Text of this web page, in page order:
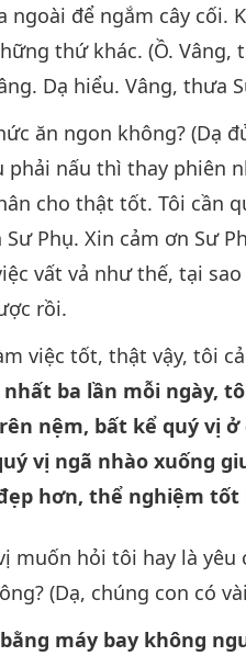
ngoài để ngắm cây cối.
thứ khác. (Ồ. Vâng,
Dạ hiểu. Vâng, thưa
ăn ngon không? (Dạ
phải nấu thì thay phiên
cho thật tốt. Tôi cần
Phụ. Xin cảm ơn Sư
vất vả như thế, tại
rồi.
việc tốt, thật vậy, tôi
ba lần mỗi ngày,
nệm, bất kể quý vị
vị ngã nhào xuống
hơn, thể nghiệm tốt
muốn hỏi tôi hay là
(Dạ, chúng con có
máy bay không